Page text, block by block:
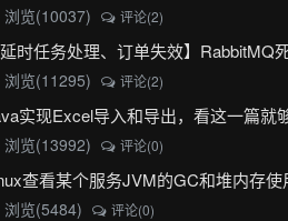
浏览(10037) 评论(2)
浏览(11295)
评论(2)
浏览(13992)
评论(0)
浏览(5484)
评论(0)